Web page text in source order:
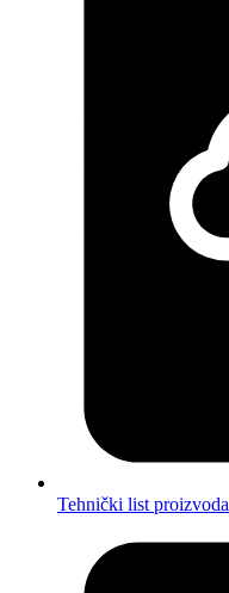
Tehnički list proizvoda